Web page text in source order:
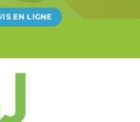
EN LIGNE